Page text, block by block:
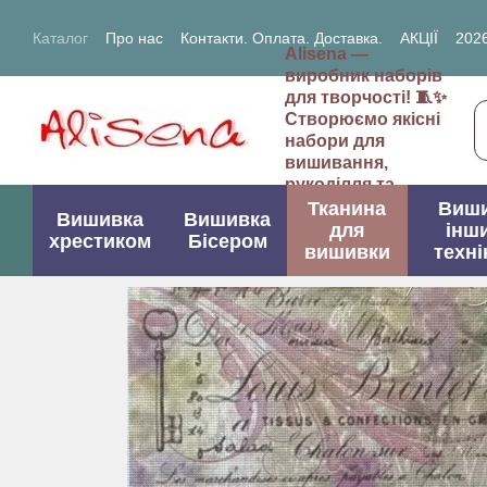
Каталог
Про нас Контакти. Оплата. Доставка. АКЦІЇ
Alisena —
виробник наборів
для творчості! 🧵✨
Створюємо якісні
набори для
вишивання,
рукоділля та
творчих проектів.
Вишивка
хрестиком
Вишивка
Бісером
Тканина
для
вишивки